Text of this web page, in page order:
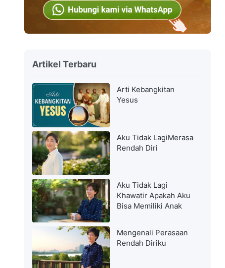
Artikel Terbaru
Arti Kebangkitan
Yesus
Aku Tidak LagiMerasa
Rendah Diri
Aku Tidak Lagi
Khawatir Apakah Aku
Bisa Memiliki Anak
Mengenali Perasaan
Rendah Diriku